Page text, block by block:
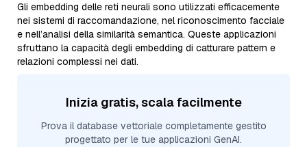
Gli embedding delle reti neurali sono utilizzati efficacemente
nei sistemi di raccomandazione, nel riconoscimento facciale
e nell’analisi della similarità semantica. Queste applicazioni
sfruttano la capacità degli embedding di catturare pattern e
relazioni complessi nei dati.
Inizia gratis, scala facilmente
Prova il database vettoriale completamente gestito
progettato per le tue applicazioni GenAI.